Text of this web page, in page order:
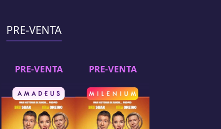
PRE-VENTA
PRE-VENTA PRE-VENTA